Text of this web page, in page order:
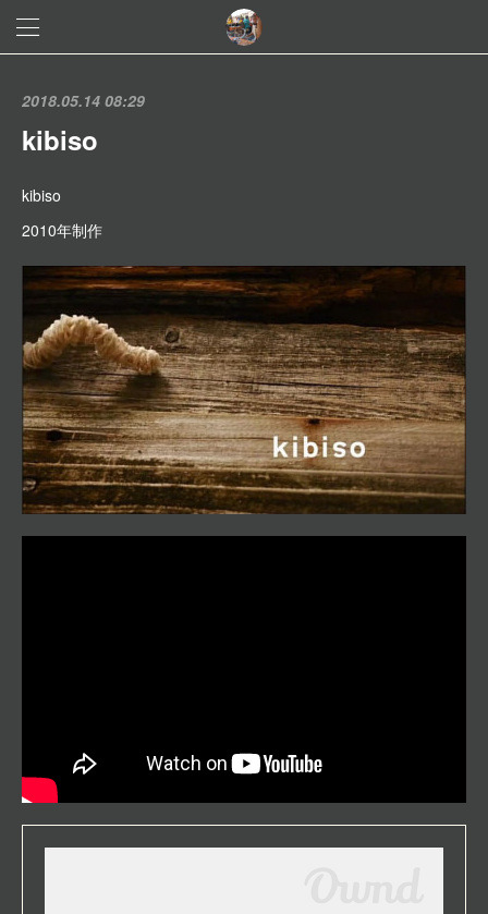
2018.05.14 08:29
kibiso
kibiso
2010年制作